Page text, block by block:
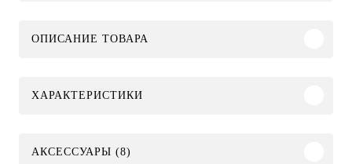
ОПИСАНИЕ ТОВАРА
ХАРАКТЕРИСТИКИ
АКСЕССУАРЫ (8)